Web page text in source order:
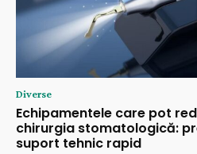
Diverse
Echipamentele care pot
chirurgia stomatologică:
suport tehnic rapid